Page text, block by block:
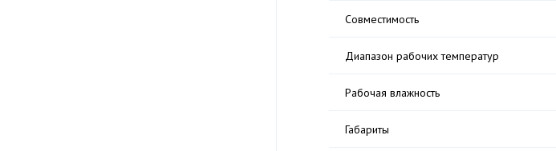
Совместимость
Диапазон рабочих температур
Рабочая влажность
Габариты